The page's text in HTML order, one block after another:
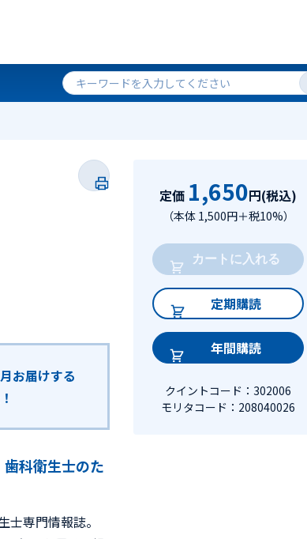
お届けする
定価 1,650円(税込)
（本体 1,500円＋税10%）
カートに入れる
定期購読
年間購読
クイントコード：302006
モリタコード：208040026
科衛生士のた
専門情報誌。